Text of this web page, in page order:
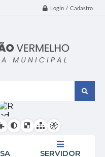
Login / Cadastro
SERVIDOR